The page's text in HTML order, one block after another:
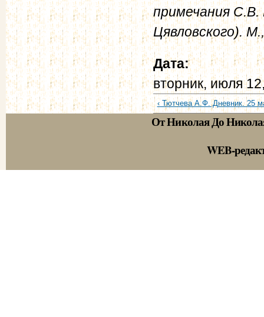
примечания
Цявловского).
Дата:
вторник, июля
‹ Тютчева А.Ф. Дневник. 25
От Николая До
WEB-